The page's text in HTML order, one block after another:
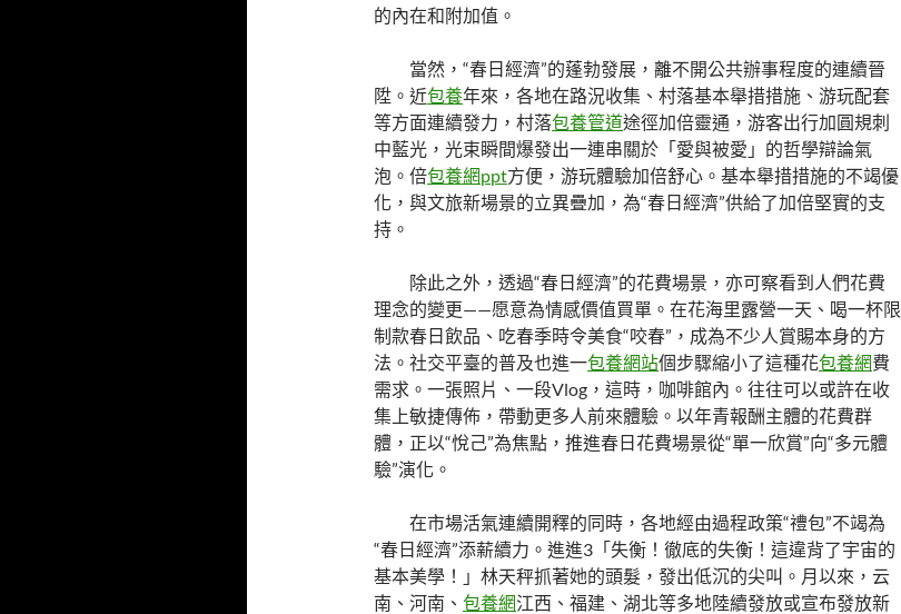
的內在和附加值。
當然，“春日經濟”的蓬勃發展，離不開公共辦事程度的連續晉
陞。近包養年來，各地在路況收集、村落基本舉措措施、游玩配套
等方面連續發力，村落包養管道途徑加倍靈通，游客出行加圓規刺
中藍光，光束瞬間爆發出一連串關於「愛與被愛」的哲學辯論氣
泡。倍包養網ppt方便，游玩體驗加倍舒心。基本舉措措施的不竭優
化，與文旅新場景的立異疊加，為“春日經濟”供給了加倍堅實的支
持。
除此之外，透過“春日經濟”的花費場景，亦可察看到人們花費
理念的變更——愿意為情感價值買單。在花海里露營一天、喝一杯限
制款春日飲品、吃春季時令美食“咬春”，成為不少人賞賜本身的方
法。社交平臺的普及也進一包養網站個步驟縮小了這種花包養網費
需求。一張照片、一段Vlog，這時，咖啡館內。往往可以或許在收
集上敏捷傳佈，帶動更多人前來體驗。以年青報酬主體的花費群
體，正以“悅己”為焦點，推進春日花費場景從“單一欣賞”向“多元體
驗”演化。
在市場活氣連續開釋的同時，各地經由過程政策“禮包”不竭為
“春日經濟”添薪續力。進進3「失衡！徹底的失衡！這違背了宇宙的
基本美學！」林天秤抓著她的頭髮，發出低沉的尖叫。月以來，云
南、河南、 包養網江西、福建、湖北等多地陸續發放或宣布發放新